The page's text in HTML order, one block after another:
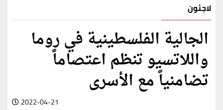
لاجئون
الجالية الفلسطينية في روما
واللاتسيو تنظم اعتصاماً
تضامنياً مع الأسرى
2022-04-21